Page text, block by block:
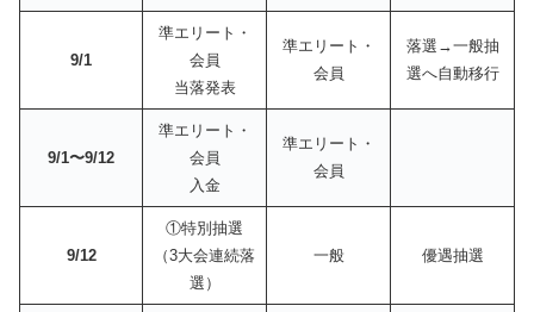
9/1
準エリート・
会員
当落発表
準エリート・
会員
落選→一般抽
選へ自動移行
9/1〜9/12
準エリート・
会員
入金
準エリート・
会員
9/12
①特別抽選
（3大会連続落
選）
一般 優遇抽選